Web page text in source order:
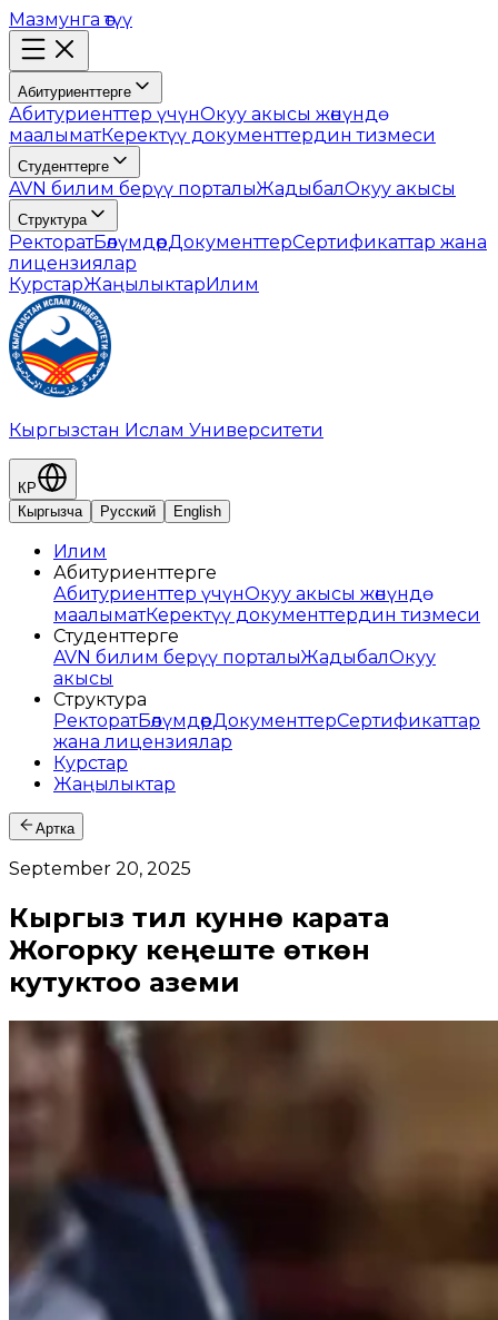
Мазмунга өтүү
Абитуриенттерге
Абитуриенттер үчүнОкуу акысы жөнүндө
маалыматКеректүү документтердин тизмеси
Студенттерге
AVN билим берүү порталыЖадыбалОкуу акысы
Структура
РекторатБөлүмдөрДокументтерСертификаттар жана
лицензиялар
КурстарЖаңылыктарИлим
Кыргызстан Ислам Университети
КР
Кыргызча
Русский English
Илим
Абитуриенттерге
Абитуриенттер үчүнОкуу акысы жөнүндө
маалыматКеректүү документтердин тизмеси
Студенттерге
AVN билим берүү порталыЖадыбалОкуу
акысы
Структура
РекторатБөлүмдөрДокументтерСертификаттар
жана лицензиялар
Курстар
Жаңылыктар
Артка
September 20, 2025
Кыргыз тил кунүнө карата
Жогорку кеңеште өткөн
кутуктоо аземи